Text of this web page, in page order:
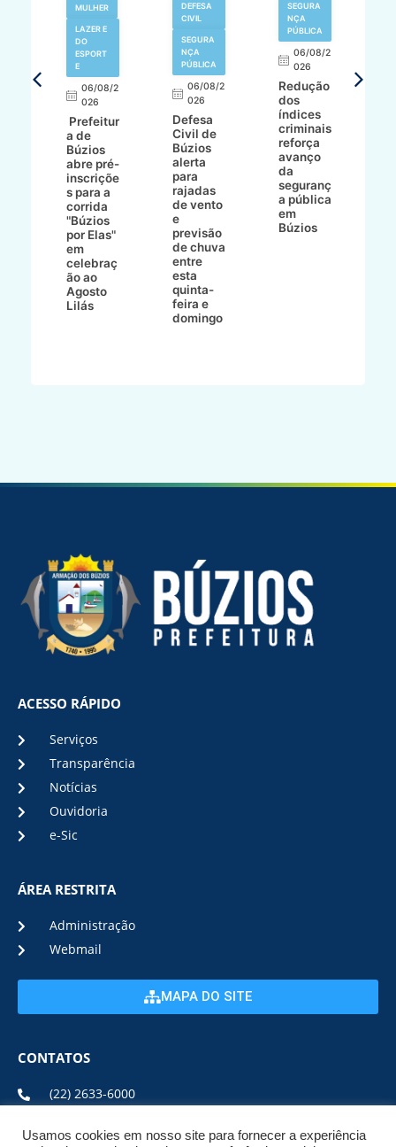
MULHER
LAZER E
DO
ESPORT
E
06/08/2
026
Prefeitur
a de
Búzios
abre pré-
inscriçõe
s para a
corrida
"Búzios
por Elas"
em
celebraç
ão ao
Agosto
Lilás
DEFESA
CIVIL
SEGURA
NÇA
PÚBLICA
06/08/2
026
Defesa
Civil de
Búzios
alerta
para
rajadas
de vento
e
previsão
de chuva
entre
esta
quinta-
feira e
domingo
SEGURA
NÇA
PÚBLICA
06/08/2
026
Redução
dos
índices
criminais
reforça
avanço
da
seguranç
a pública
em
Búzios
ACESSO RÁPIDO
Serviços
Transparência
Notícias
Ouvidoria
e-Sic
ÁREA RESTRITA
Administração
Webmail
MAPA DO SITE
CONTATOS
(22) 2633-6000
Usamos cookies em nosso site para fornecer a experiência